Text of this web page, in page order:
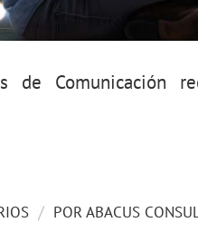
de Comunicación
/ PORABACUS